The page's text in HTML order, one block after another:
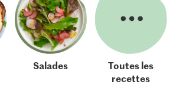
Salades
Toutes les
recettes